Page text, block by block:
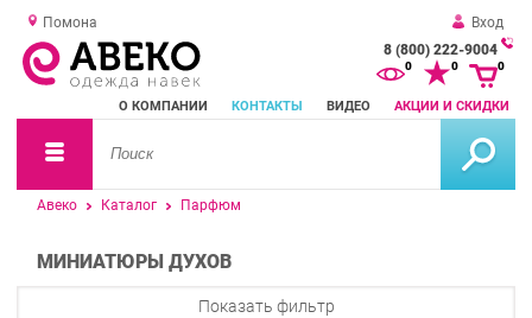
Помона
Вход
8 (800) 222-9004
О КОМПАНИИ КОНТАКТЫ ВИДЕО АКЦИИ И СКИДКИ
0 0 0
Авеко Каталог Парфюм
МИНИАТЮРЫ ДУХОВ
Показать фильтр